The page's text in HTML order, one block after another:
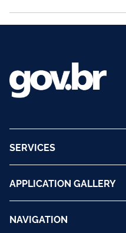
SERVICES
APPLICATION GALLERY
NAVIGATION